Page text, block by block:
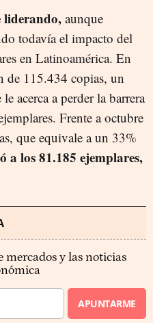
liderando, aunque
todavía el impacto del
en Latinoamérica. En
de 115.434 copias, un
acerca a perder la barrera
Frente a octubre
que equivale a un 33%
a los 81.185 ejemplares,
mercados y las noticias
APUNTARME